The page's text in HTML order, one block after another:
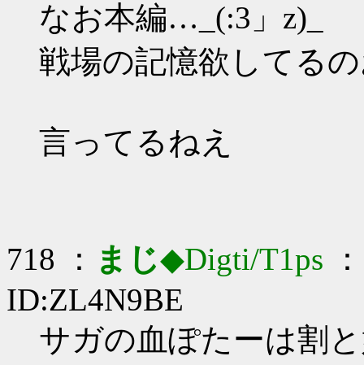
なお本編…_(:3」z)_
戦場の記憶欲してる
言ってるねえ
718 ： まじ◆Digti/T1ps
ID:ZL4N9BE
サガの血ぽたーは割